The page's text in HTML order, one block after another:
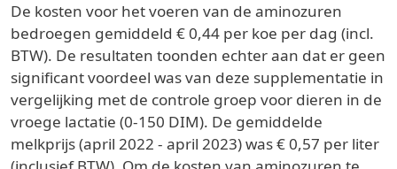
De kosten voor het voeren van de aminozuren
bedroegen gemiddeld € 0,44 per koe per dag (incl.
BTW). De resultaten toonden echter aan dat er geen
significant voordeel was van deze supplementatie in
vergelijking met de controle groep voor dieren in de
vroege lactatie (0-150 DIM). De gemiddelde
melkprijs (april 2022 - april 2023) was € 0,57 per liter